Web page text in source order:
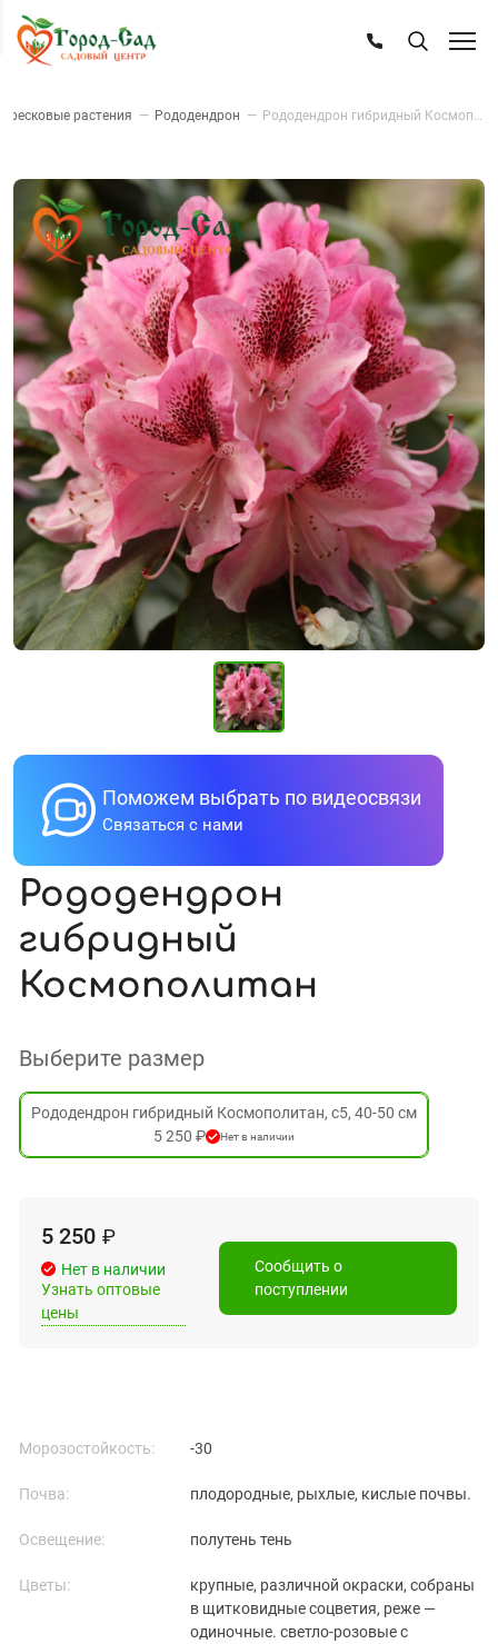
растения — Рододендрон —
Поможем выбрать по видеосвязи
Связаться с нами
Рододендрон
гибридный
Космополитан
Выберите размер
Рододендрон гибридный Космополитан, с5, 40-50 см
5 250 ₽
Нет в наличии
5 250 ₽
Нет в наличии
Узнать оптовые
цены
Сообщить о
поступлении
Морозостойкость: -30
Почва: плодородные, рыхлые, кислые почвы.
Освещение: полутень тень
Цветы:
крупные, различной окраски, собраны
в щитковидные соцветия, реже —
одиночные. светло-розовые с